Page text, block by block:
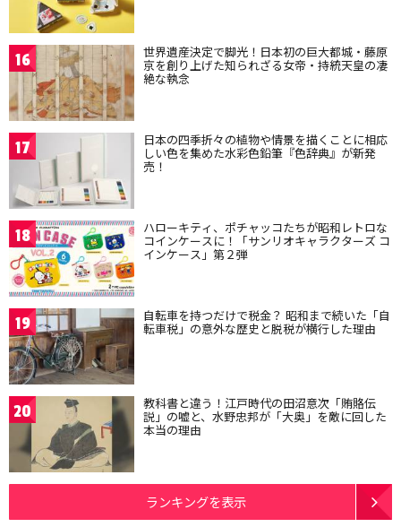
16 世界遺産決定で脚光！日本初の巨大都城・藤原
京を創り上げた知られざる女帝・持統天皇の凄
絶な執念
17 日本の四季折々の植物や情景を描くことに相応
しい色を集めた水彩色鉛筆『色辞典』が新発
売！
18 ハローキティ、ポチャッコたちが昭和レトロな
コインケースに！「サンリオキャラクターズ コ
インケース」第２弾
19 自転車を持つだけで税金？ 昭和まで続いた「自
転車税」の意外な歴史と脱税が横行した理由
20 教科書と違う！江戸時代の田沼意次「賄賂伝
説」の嘘と、水野忠邦が「大奥」を敵に回した
本当の理由
ランキングを表示